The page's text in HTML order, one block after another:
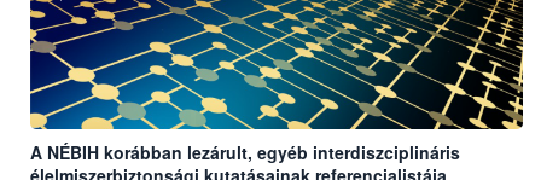
A NÉBIH korábban lezárult, egyéb interdiszciplináris